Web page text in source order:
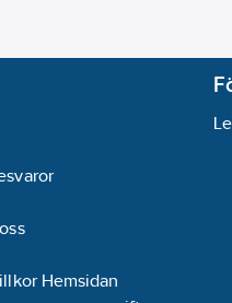
Hemsidan